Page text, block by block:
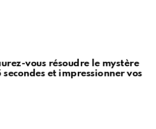
vous résoudre le mystère
secondes et impressionner vos